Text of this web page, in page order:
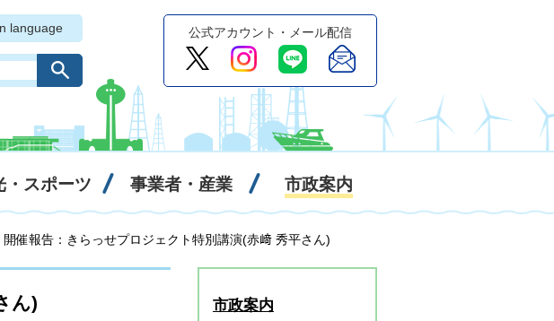
language 公式アカウント・メール配信
・スポーツ 事業者・産業 市政案内
開催報告：きらっせプロジェクト特別講演(赤﨑 秀平さん)
ん) 市政案内